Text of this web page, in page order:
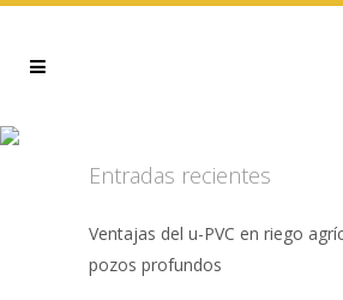
Entradas recientes
Ventajas del u-PVC en riego
pozos profundos